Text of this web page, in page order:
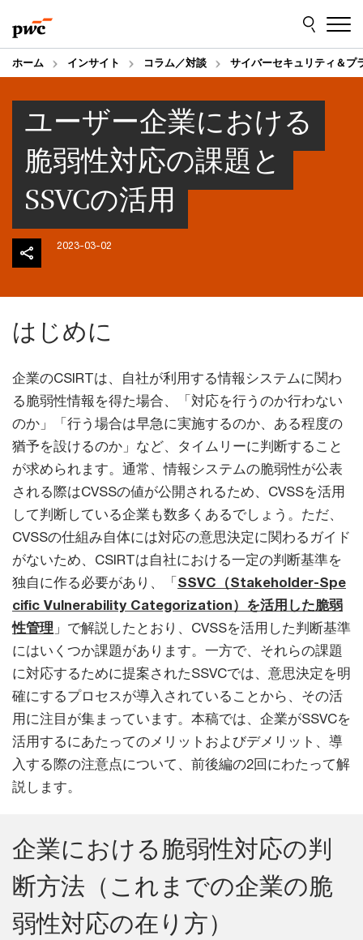
to
content
to
footer
ホーム インサイト コラム／対談 サイバーセキュリティ＆プ
ユーザー企業における
脆弱性対応の課題と
SSVCの活用
2023-03-02
はじめに
企業のCSIRTは、自社が利用する情報システムに関わ
る脆弱性情報を得た場合、「対応を行うのか行わない
のか」「行う場合は早急に実施するのか、ある程度の
猶予を設けるのか」など、タイムリーに判断すること
が求められます。通常、情報システムの脆弱性が公表
される際はCVSSの値が公開されるため、CVSSを活用
して判断している企業も数多くあるでしょう。ただ、
CVSSの仕組み自体には対応の意思決定に関わるガイド
がないため、CSIRTは自社における一定の判断基準を
独自に作る必要があり、「 SSVC（Stakeholder-Spe
cific Vulnerability Categorization）を活用した脆弱
性管理 」で解説したとおり、CVSSを活用した判断基準
にはいくつか課題があります。一方で、それらの課題
に対応するために提案されたSSVCでは、意思決定を明
確にするプロセスが導入されていることから、その活
用に注目が集まっています。本稿では、企業がSSVCを
活用するにあたってのメリットおよびデメリット、導
入する際の注意点について、前後編の2回にわたって解
説します。
企業における脆弱性対応の判
断方法（これまでの企業の脆
弱性対応の在り方）